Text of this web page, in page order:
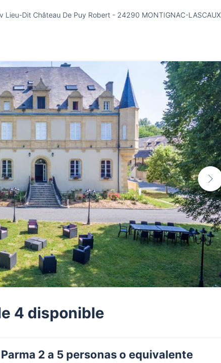
Lieu-Dit Château De Puy Robert - 24290 MONTIGNAC-LASCAUX
4 disponible
2 a 5 personas o equivalente